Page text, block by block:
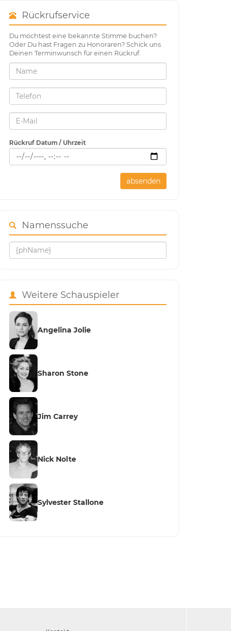
Rückrufservice
Du möchtest eine bekannte Stimme buchen?
Oder Du hast Fragen zu Honoraren? Schick uns
Deinen Terminwunsch für einen Rückruf.
Rückruf Datum / Uhrzeit
absenden
Namenssuche
Weitere Schauspieler
Angelina Jolie
Sharon Stone
Jim Carrey
Nick Nolte
Sylvester Stallone